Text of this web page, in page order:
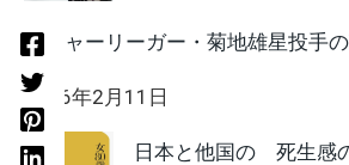
メジャーリーガー・菊地雄星投手
2026年2月11日
日本と他国の 死生感